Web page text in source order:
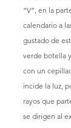
“V”, en la
calendario a
gustado de
verde botella
con un
incide la luz,
rayos que
se dirigen al